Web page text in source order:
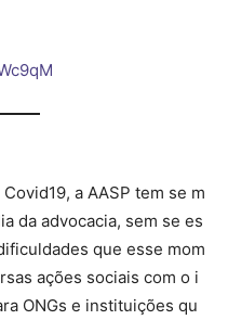
a AASP tem se m
da advocacia, sem se es
que esse mom
ações sociais com o i
ONGs e instituições qu